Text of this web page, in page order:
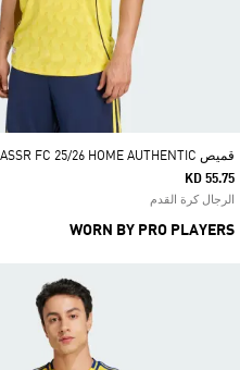
قميص AL NASSR FC 25/26 HOME AUTHENTIC
KD 55.75
الرجال كرة القدم
WORN BY PRO PLAYERS